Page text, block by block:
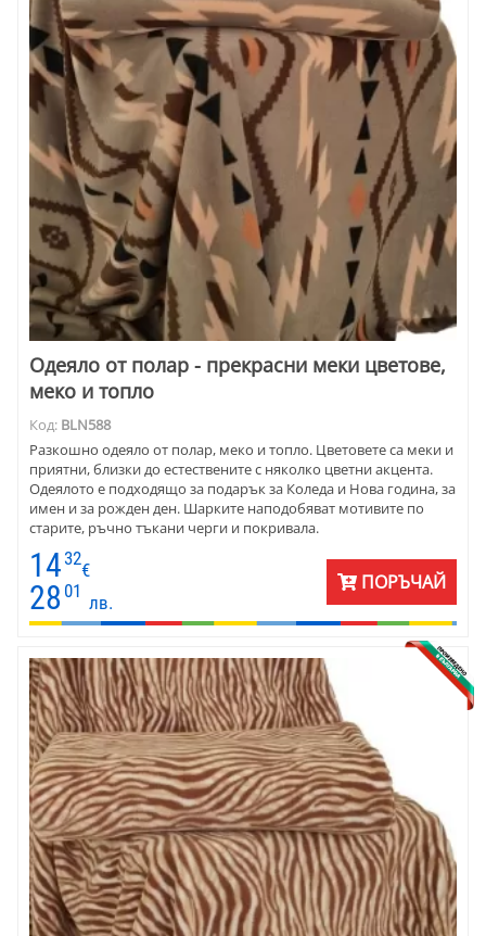
Одеяло от полар - прекрасни меки цветове,
меко и топло
Код: BLN588
Разкошно одеяло от полар, меко и топло. Цветовете са меки и
приятни, близки до естествените с няколко цветни акцента.
Одеялото е подходящо за подарък за Коледа и Нова година, за
имен и за рожден ден. Шарките наподобяват мотивите по
старите, ръчно тъкани черги и покривала.
14 32
€
28 01
лв.
ПОРЪЧАЙ